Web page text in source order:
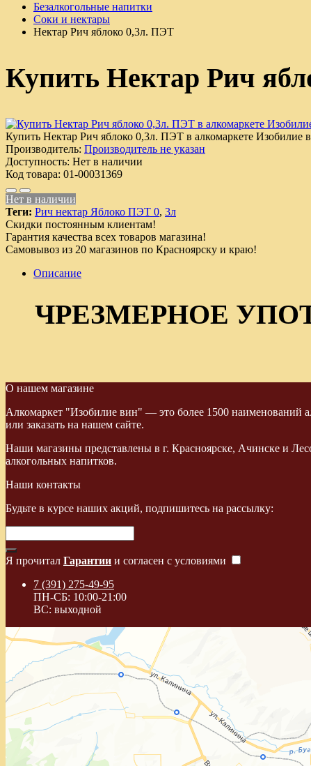
Безалкогольные напитки
Соки и нектары
Нектар Рич яблоко 0,3л. ПЭТ
Купить Нектар Рич
Купить Нектар Рич яблоко 0,3л. ПЭТ в алкомаркете Изобилие
Производитель: Производитель не указан
Доступность: Нет в наличии
Код товара: 01-00031369
Нет в наличии
Теги: Рич нектар Яблоко ПЭТ 0, 3л
Скидки постоянным клиентам!
Гарантия качества всех товаров магазина!
Самовывоз из 20 магазинов по Красноярску и краю!
Описание
ЧРЕЗМЕРНОЕ
О нашем магазине
Алкомаркет "Изобилие вин" — это более 1500 наименований
или заказать на нашем сайте.
Наши магазины представлены в г. Красноярске, Ачинске и
алкогольных напитков.
Наши контакты
Будьте в курсе наших акций, подпишитесь на рассылку:
Я прочитал Гарантии и согласен с условиями
7 (391) 275-49-95
ПН-СБ: 10:00-21:00
ВС: выходной